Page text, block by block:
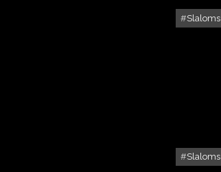
Slaloms
SLALOM DU LUC 28 AVRIL 2013
Slaloms
SLALOM DE BRIGNOLES 2011